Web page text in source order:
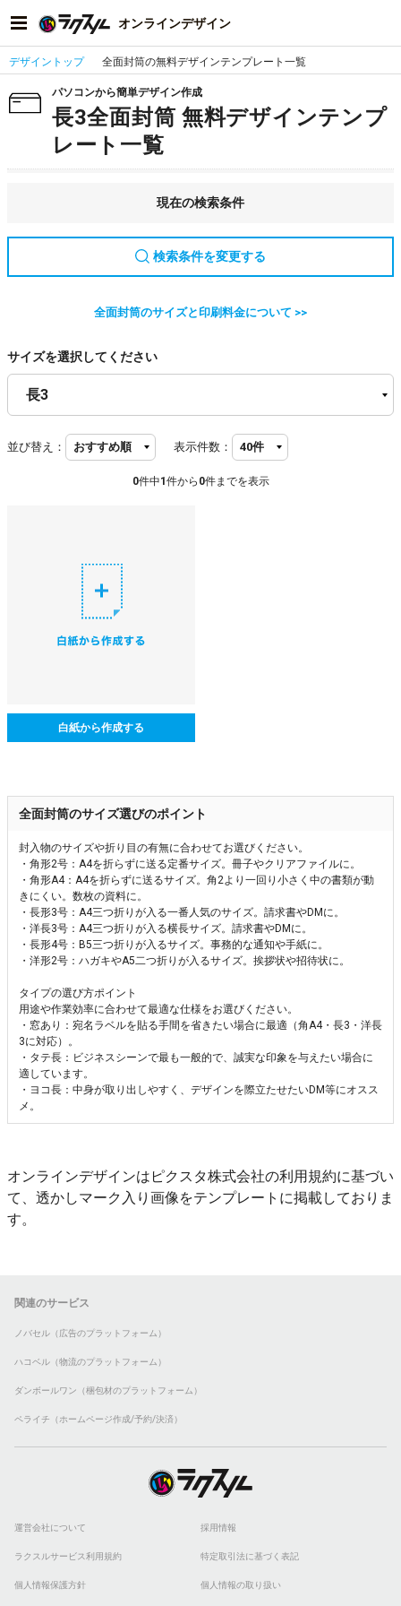
オンラインデザイン
デザイントップ 全面封筒の無料デザインテンプレート一覧
パソコンから簡単デザイン作成
長3全面封筒 無料デザインテンプ
レート一覧
現在の検索条件
検索条件を変更する
全面封筒のサイズと印刷料金について >>
サイズを選択してください
並び替え： 表示件数：
0件中1 件から 0件までを表示
白紙から作成する
全面封筒のサイズ選びのポイント
封入物のサイズや折り目の有無に合わせてお選びください。
・角形2号：A4を折らずに送る定番サイズ。冊子やクリアファイルに。
・角形A4：A4を折らずに送るサイズ。角2より一回り小さく中の書類が動
きにくい。数枚の資料に。
・長形3号：A4三つ折りが入る一番人気のサイズ。請求書やDMに。
・洋長3号：A4三つ折りが入る横長サイズ。請求書やDMに。
・長形4号：B5三つ折りが入るサイズ。事務的な通知や手紙に。
・洋形2号：ハガキやA5二つ折りが入るサイズ。挨拶状や招待状に。
タイプの選び方ポイント
用途や作業効率に合わせて最適な仕様をお選びください。
・窓あり：宛名ラベルを貼る手間を省きたい場合に最適（角A4・長3・洋長
3に対応）。
・タテ長：ビジネスシーンで最も一般的で、誠実な印象を与えたい場合に
適しています。
・ヨコ長：中身が取り出しやすく、デザインを際立たせたいDM等にオスス
メ。
オンラインデザインはピクスタ株式会社の利用規約に基づい
て、透かしマーク入り画像をテンプレートに掲載しておりま
す。
関連のサービス
ノバセル（広告のプラットフォーム）
ハコベル（物流のプラットフォーム）
ダンボールワン（梱包材のプラットフォーム）
ペライチ（ホームページ作成/予約/決済）
運営会社について 採用情報
ラクスルサービス利用規約 特定取引法に基づく表記
個人情報保護方針 個人情報の取り扱い